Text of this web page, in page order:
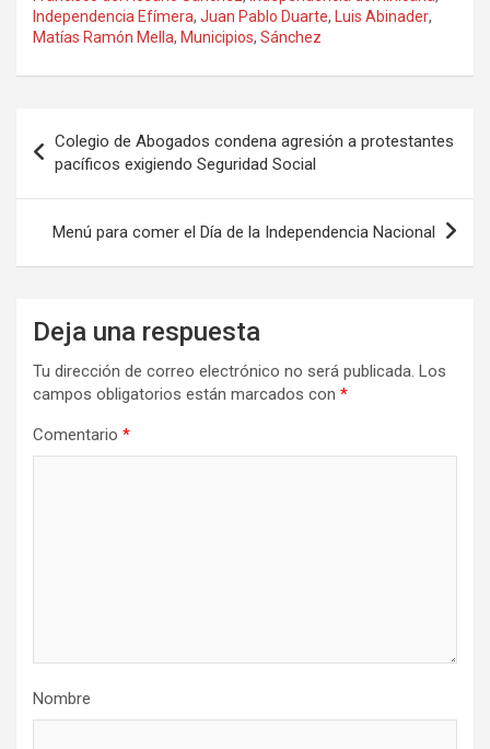
Independencia Efímera, Juan Pablo Duarte, Luis Abinader,
Matías Ramón Mella, Municipios, Sánchez
de
entradas
Colegio de Abogados condena agresión a protestantes
pacíficos exigiendo Seguridad Social
Menú para comer el Día de la Independencia Nacional
Deja una respuesta
Tu dirección de correo electrónico no será publicada. Los
campos obligatorios están marcados con *
Comentario *
Nombre